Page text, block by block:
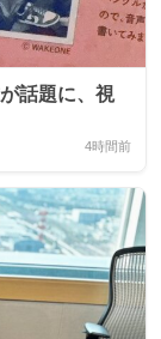
話題に、視
4時間前